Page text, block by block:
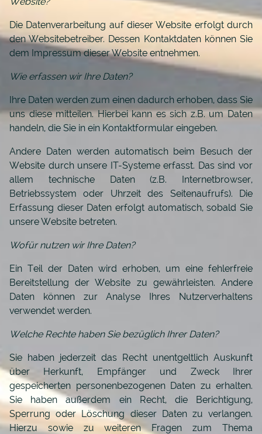
Die Datenverarbeitung auf dieser Website erfolgt durch
den Websitebetreiber. Dessen Kontaktdaten können Sie
dem Impressum dieser Website entnehmen.
Wie erfassen wir Ihre Daten?
Ihre Daten werden zum einen dadurch erhoben, dass Sie
uns diese mitteilen. Hierbei kann es sich z.B. um Daten
handeln, die Sie in ein Kontaktformular eingeben.
Andere Daten werden automatisch beim Besuch der
Website durch unsere IT-Systeme erfasst. Das sind vor
allem technische Daten (z.B. Internetbrowser,
Betriebssystem oder Uhrzeit des Seitenaufrufs). Die
Erfassung dieser Daten erfolgt automatisch, sobald Sie
unsere Website betreten.
Wofür nutzen wir Ihre Daten?
Ein Teil der Daten wird erhoben, um eine fehlerfreie
Bereitstellung der Website zu gewährleisten. Andere
Daten können zur Analyse Ihres Nutzerverhaltens
verwendet werden.
Welche Rechte haben Sie bezüglich Ihrer Daten?
Sie haben jederzeit das Recht unentgeltlich Auskunft
über Herkunft, Empfänger und Zweck Ihrer
gespeicherten personenbezogenen Daten zu erhalten.
Sie haben außerdem ein Recht, die Berichtigung,
Sperrung oder Löschung dieser Daten zu verlangen.
Hierzu sowie zu weiteren Fragen zum Thema